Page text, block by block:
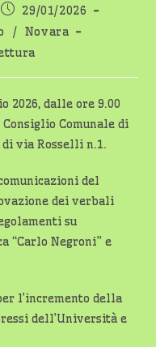
Articolo
pubblicato:
29/01/2026
/ Novara
2026, dalle ore 9.00
Comunale di
via Rosselli n.1.
del
dei verbali
su
“Carlo Negroni” e
l’incremento della
dell’Università e